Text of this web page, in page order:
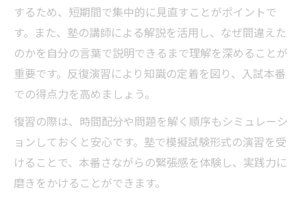
するため、短期間で集中的に見直すことがポイントで
す。また、塾の講師による解説を活用し、なぜ間違えた
のかを自分の言葉で説明できるまで理解を深めることが
重要です。反復演習により知識の定着を図り、入試本番
での得点力を高めましょう。
復習の際は、時間配分や問題を解く順序もシミュレーシ
ョンしておくと安心です。塾で模擬試験形式の演習を受
けることで、本番さながらの緊張感を体験し、実践力に
磨きをかけることができます。